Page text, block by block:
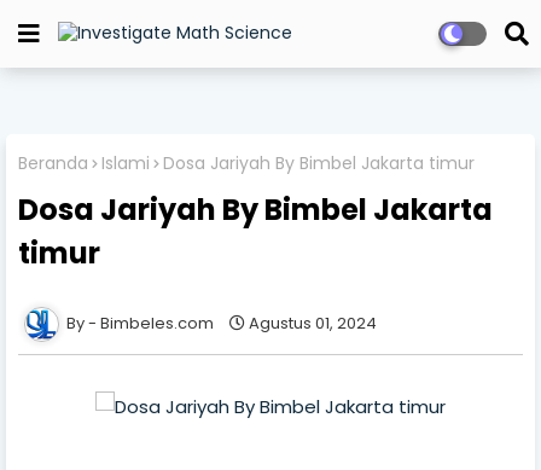
Beranda Islami Dosa Jariyah By Bimbel Jakarta timur
Dosa Jariyah By Bimbel Jakarta
timur
Bimbeles.com Agustus 01, 2024